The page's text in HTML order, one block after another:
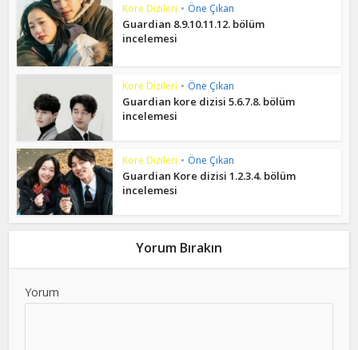
Kore Dizileri • Öne Çıkan
Guardian 8.9.10.11.12. bölüm
incelemesi
Kore Dizileri • Öne Çıkan
Guardian kore dizisi 5.6.7.8. bölüm
incelemesi
Kore Dizileri • Öne Çıkan
Guardian Kore dizisi 1.2.3.4. bölüm
incelemesi
Yorum Bırakın
Yorum